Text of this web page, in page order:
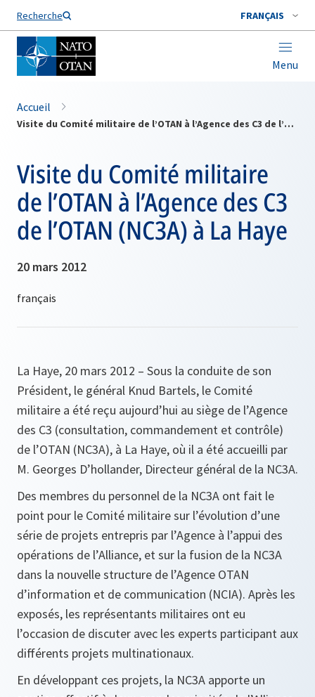
Recherche FRANÇAIS
Menu
Nom de famille*
Accueil
Visite du Comité militaire de l’OTAN à l’Agence des C3 de l’OTAN (NC3A) à La Haye
Visite du Comité militaire
de l’OTAN à l’Agence des C3
de l’OTAN (NC3A) à La Haye
20 mars 2012
La Haye, 20 mars 2012 – Sous la conduite de son
Président, le général Knud Bartels, le Comité
militaire a été reçu aujourd’hui au siège de l’Agence
des C3 (consultation, commandement et contrôle)
de l’OTAN (NC3A), à La Haye, où il a été accueilli par
M. Georges D’hollander, Directeur général de la NC3A.
Des membres du personnel de la NC3A ont fait le
point pour le Comité militaire sur l’évolution d’une
série de projets entrepris par l’Agence à l’appui des
opérations de l’Alliance, et sur la fusion de la NC3A
dans la nouvelle structure de l’Agence OTAN
d’information et de communication (NCIA). Après les
exposés, les représentants militaires ont eu
l’occasion de discuter avec les experts participant aux
différents projets multinationaux.
En développant ces projets, la NC3A apporte un